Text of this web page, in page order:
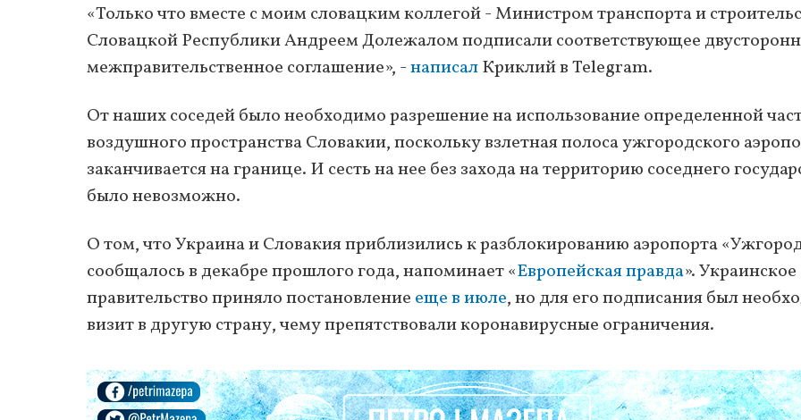
«Только что вместе с моим словацким коллегой - Министром транспорта и
Словацкой Республики Андреем Долежалом подписали соответствующее
межправительственное соглашение», -написалКриклий в Telegram.
От наших соседей было необходимо разрешение на использование определенной
воздушного пространства Словакии, поскольку взлетная полоса ужгородского
заканчивается на границе. И сесть на нее без захода на территорию соседнего
было невозможно.
О том, что Украина и Словакия приблизились к разблокированию аэропорта
сообщалось в декабре прошлого года, напоминает «Европейская правда». Украинское
правительство приняло постановление еще в июле, но для его подписания был
визит в другую страну, чему препятствовали коронавирусные ограничения.